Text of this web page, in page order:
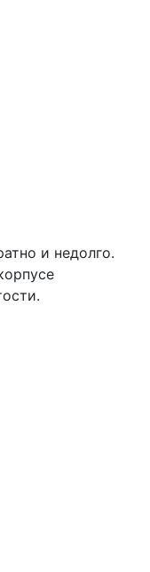
и недолго.